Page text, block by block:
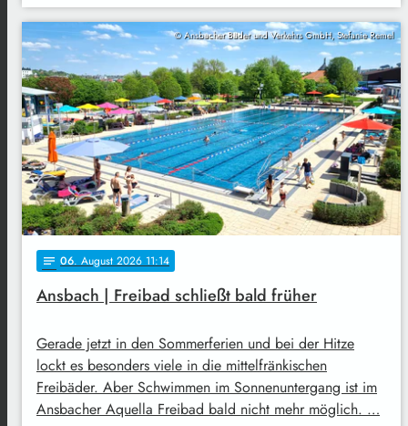
© Ansbacher Bäder und Verkehrs GmbH, Stefanie Remel
notes 06. August 2026 11:14
Ansbach | Freibad schließt bald früher
Gerade jetzt in den Sommerferien und bei der Hitze
lockt es besonders viele in die mittelfränkischen
Freibäder. Aber Schwimmen im Sonnenuntergang ist im
Ansbacher Aquella Freibad bald nicht mehr möglich. …